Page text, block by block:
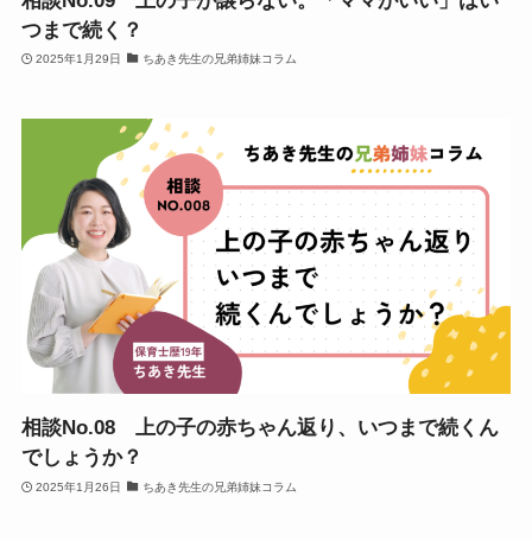
つまで続く？
2025年1月29日 ちあき先生の兄弟姉妹コラム
相談No.08 上の子の赤ちゃん返り、いつまで続くん
でしょうか？
2025年1月26日 ちあき先生の兄弟姉妹コラム